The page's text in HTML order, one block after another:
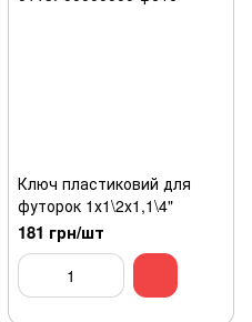
Ключ пластиковий для
футорок 1х1\2х1,1\4"
181 грн/шт